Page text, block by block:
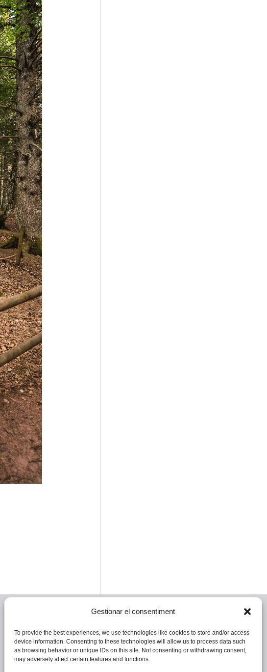
Gestionar el consentiment
To provide the best experiences, we use technologies like cookies to store and/or access
device information. Consenting to these technologies will allow us to process data such
as browsing behavior or unique IDs on this site. Not consenting or withdrawing consent,
may adversely affect certain features and functions.
CONTACTA
Política de privacitat
Política de cookies (UE)